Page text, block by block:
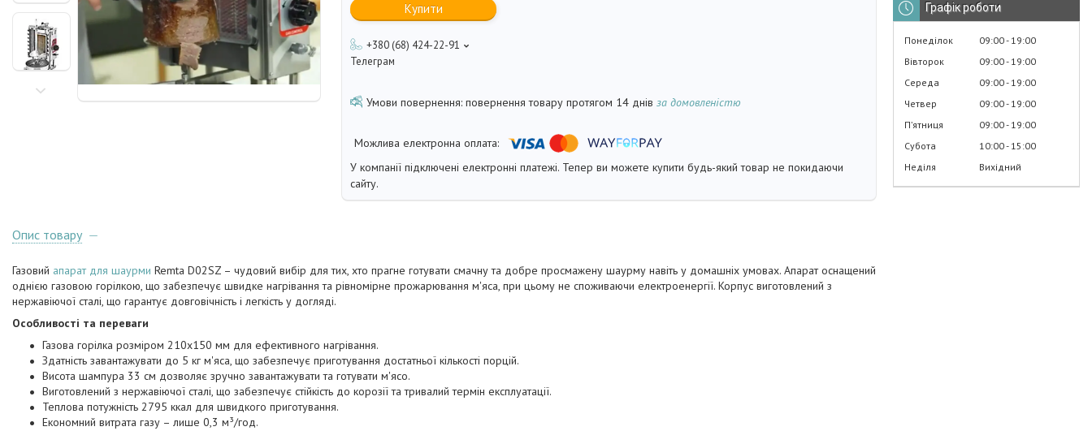
Купити
+380 (68) 424-22-91
Телеграм
повернення товару протягом 14 днів за домовленістю
У компанії підключені електронні платежі. Тепер ви можете купити будь-який товар не покидаючи
сайту.
Опис товару
Газовий апарат для шаурми Remta D02SZ – чудовий вибір для тих, хто прагне готувати смачну та добре просмажену шаурму навіть у домашніх умовах. Апарат оснащений
однією газовою горілкою, що забезпечує швидке нагрівання та рівномірне прожарювання м'яса, при цьому не споживаючи електроенергії. Корпус виготовлений з
нержавіючої сталі, що гарантує довговічність і легкість у догляді.
Особливості та переваги
Газова горілка розміром 210х150 мм для ефективного нагрівання.
Здатність завантажувати до 5 кг м'яса, що забезпечує приготування достатньої кількості порцій.
Висота шампура 33 см дозволяє зручно завантажувати та готувати м'ясо.
Виготовлений з нержавіючої сталі, що забезпечує стійкість до корозії та тривалий термін експлуатації.
Теплова потужність 2795 ккал для швидкого приготування.
Економний витрата газу – лише 0,3 м³/год.
Графік роботи
Понеділок 09:00 19:00
Вівторок
09:00 19:00
Середа
09:00 19:00
Четвер
09:00 19:00
Пʼятниця
09:00 19:00
Субота
10:00 15:00
Неділя
Вихідний